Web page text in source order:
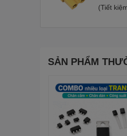
(Tiết
SẢN PHẨM